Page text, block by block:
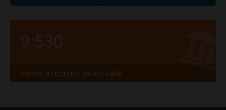
9 530
Número de registos ativos na BAE